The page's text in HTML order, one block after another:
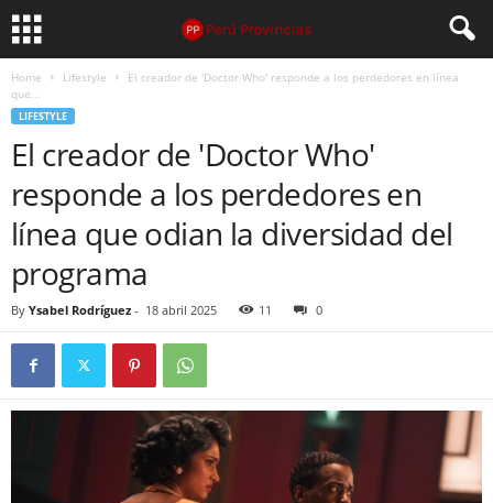
Home Lifestyle
El creador de 'Doctor Who' responde a los perdedores en línea
que...
LIFESTYLE
El creador de 'Doctor Who'
responde a los perdedores en
línea que odian la diversidad del
programa
By Ysabel Rodríguez - 18 abril 2025 11 0